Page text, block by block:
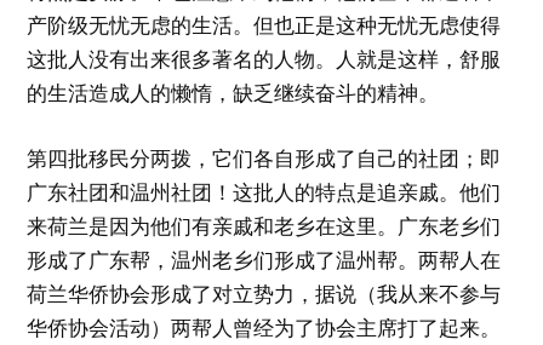
产阶级无忧无虑的生活。但也正是这种无忧无虑使得
这批人没有出来很多著名的人物。人就是这样，舒服
的生活造成人的懒惰，缺乏继续奋斗的精神。
第四批移民分两拨，它们各自形成了自己的社团；即
广东社团和温州社团！这批人的特点是追亲戚。他们
来荷兰是因为他们有亲戚和老乡在这里。广东老乡们
形成了广东帮，温州老乡们形成了温州帮。两帮人在
荷兰华侨协会形成了对立势力，据说（我从来不参与
华侨协会活动）两帮人曾经为了协会主席打了起来。